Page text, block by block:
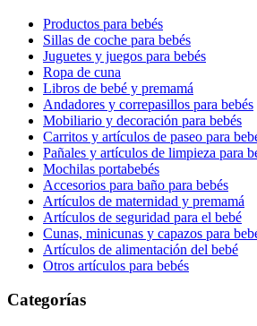
Productos para bebés
Sillas de coche para bebés
Juguetes y juegos para bebés
Ropa de cuna
Libros de bebé y premamá
Andadores y correpasillos para bebés
Mobiliario y decoración para bebés
Carritos y artículos de paseo para
Pañales y artículos de limpieza para
Mochilas portabebés
Accesorios para baño para bebés
Artículos de maternidad y premamá
Artículos de seguridad para el bebé
Cunas, minicunas y capazos para
Artículos de alimentación del bebé
Otros artículos para bebés
Categorías